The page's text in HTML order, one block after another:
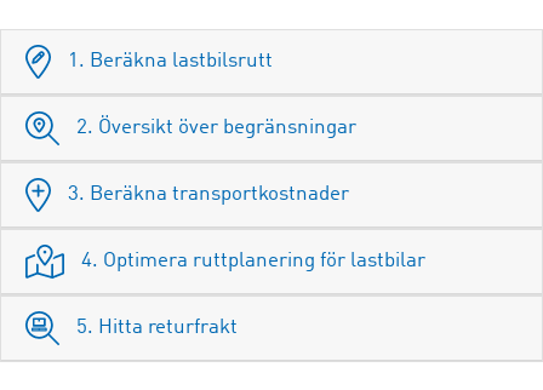
1. Beräkna lastbilsrutt
2. Översikt över begränsningar
3. Beräkna transportkostnader
4. Optimera ruttplanering för lastbilar
5. Hitta returfrakt